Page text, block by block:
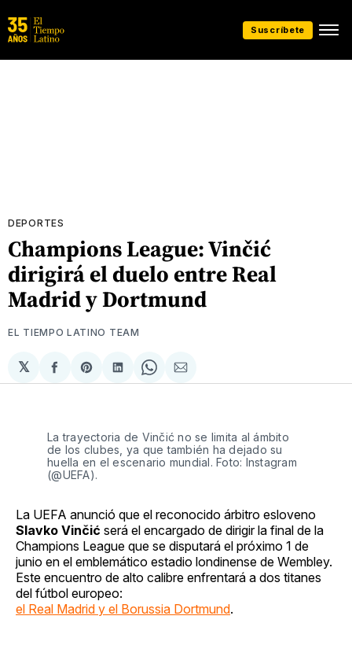
Suscríbete
DEPORTES
Champions League: Vinčić
dirigirá el duelo entre Real
Madrid y Dortmund
EL TIEMPO LATINO TEAM
𝕏
Compartir
en
Share
on
Compartir
en
Share
on
Compartir
via
La trayectoria de Vinčić no se limita al ámbito
de los clubes, ya que también ha dejado su
huella en el escenario mundial. Foto: Instagram
(@UEFA).
La UEFA anunció que el reconocido árbitro esloveno
Slavko Vinčić será el encargado de dirigir la final de la
Champions League que se disputará el próximo 1 de
junio en el emblemático estadio londinense de Wembley.
Este encuentro de alto calibre enfrentará a dos titanes
del fútbol europeo:
el Real Madrid y el Borussia Dortmund.